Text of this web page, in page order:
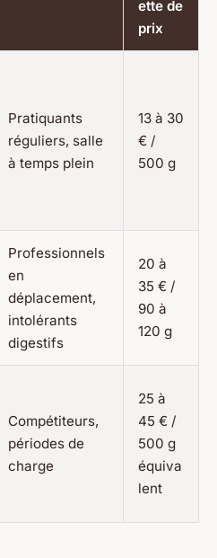
ette de
prix
Pratiquants
réguliers, salle
à temps plein
13 à 30
€ /
500 g
Professionnels
en
déplacement,
intolérants
digestifs
20 à
35 € /
90 à
120 g
Compétiteurs,
périodes de
charge
25 à
45 € /
500 g
équiva
lent